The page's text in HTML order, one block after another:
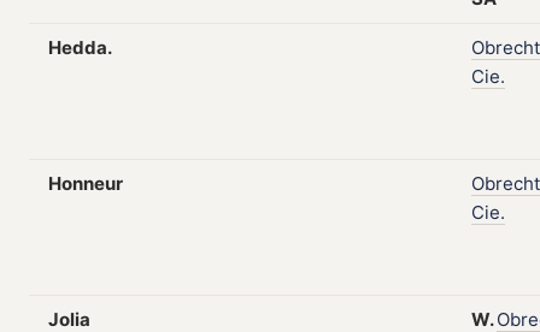
Hedda.
Obrecht
Cie.
Honneur
Obrecht
Cie.
Jolia W.